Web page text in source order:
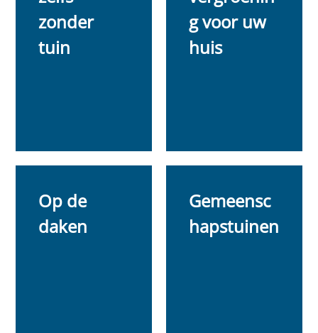
zonder
tuin
g voor uw
huis
Op de
daken
Gemeensc
hapstuinen